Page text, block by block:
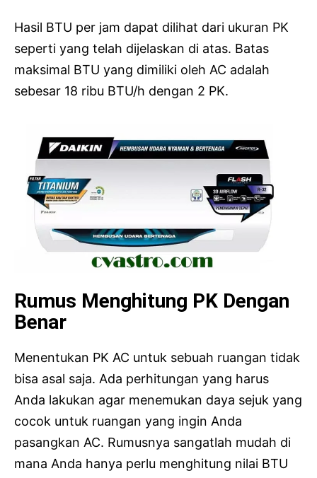
Hasil BTU per jam dapat dilihat dari ukuran PK
seperti yang telah dijelaskan di atas. Batas
maksimal BTU yang dimiliki oleh AC adalah
sebesar 18 ribu BTU/h dengan 2 PK.
Rumus Menghitung PK Dengan
Benar
Menentukan PK AC untuk sebuah ruangan tidak
bisa asal saja. Ada perhitungan yang harus
Anda lakukan agar menemukan daya sejuk yang
cocok untuk ruangan yang ingin Anda
pasangkan AC. Rumusnya sangatlah mudah di
mana Anda hanya perlu menghitung nilai BTU